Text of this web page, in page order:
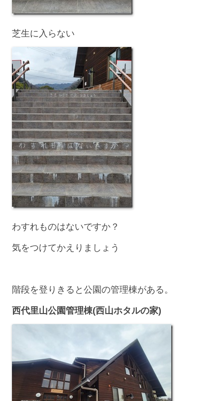
芝生に入らない
わすれものはないですか？
気をつけてかえりましょう
階段を登りきると公園の管理棟がある。
西代里山公園管理棟(西山ホタルの家)